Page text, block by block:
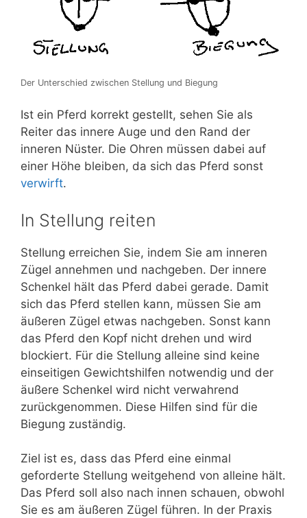
Der Unterschied zwischen Stellung und Biegung
Ist ein Pferd korrekt gestellt, sehen Sie als
Reiter das innere Auge und den Rand der
inneren Nüster. Die Ohren müssen dabei auf
einer Höhe bleiben, da sich das Pferd sonst
verwirft.
In Stellung reiten
Stellung erreichen Sie, indem Sie am inneren
Zügel annehmen und nachgeben. Der innere
Schenkel hält das Pferd dabei gerade. Damit
sich das Pferd stellen kann, müssen Sie am
äußeren Zügel etwas nachgeben. Sonst kann
das Pferd den Kopf nicht drehen und wird
blockiert. Für die Stellung alleine sind keine
einseitigen Gewichtshilfen notwendig und der
äußere Schenkel wird nicht verwahrend
zurückgenommen. Diese Hilfen sind für die
Biegung zuständig.
Ziel ist es, dass das Pferd eine einmal
geforderte Stellung weitgehend von alleine hält.
Das Pferd soll also nach innen schauen, obwohl
Sie es am äußeren Zügel führen. In der Praxis